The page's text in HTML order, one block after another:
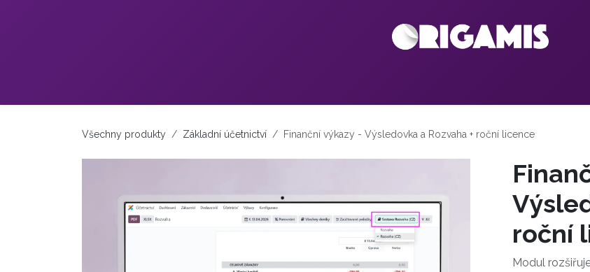
Všechny produkty Základní účetnictví Finanční výkazy - Výsledovka a Rozvaha + roční licence
roční
Modul